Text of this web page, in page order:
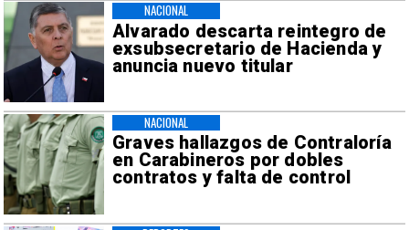
Alvarado descarta reintegro de
exsubsecretario de Hacienda y
anuncia nuevo titular
NACIONAL
Graves hallazgos de Contraloría
en Carabineros por dobles
contratos y falta de control
NACIONAL